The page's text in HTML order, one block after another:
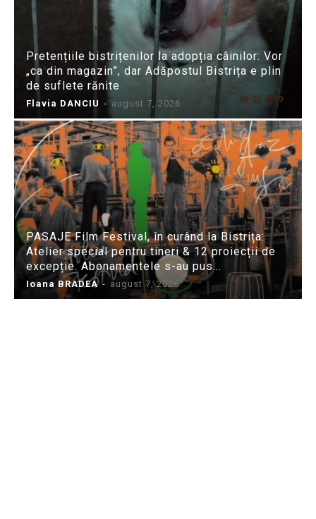
Pretențiile bistrițenilor la adopția câinilor: Vor
„ca din magazin”, dar Adăpostul Bistrița e plin
de suflete rănite
Flavia DANCIU - august 7, 2026
PASAJE Film Festival, în curând la Bistrița:
Atelier special pentru tineri & 12 proiecții de
excepție. Abonamentele s-au pus...
Ioana BRADEA - august 7, 2026